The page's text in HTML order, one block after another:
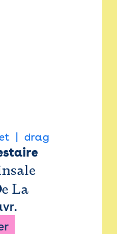
drag
La